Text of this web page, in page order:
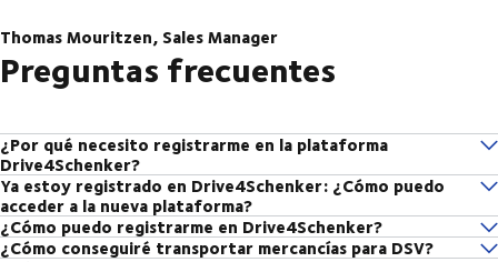
Thomas Mouritzen, Sales Manager
Preguntas frecuentes
¿Por qué necesito registrarme en la plataforma
Drive4Schenker?
Al registrarte podrás cooperar con los expedidores europeos de DSV,
para que puedas sacar más provecho de tu negocio. Además,
Drive4Schenker es tu conexión digital rápida a la carga que necesitas.
Así que regístrate hoy y prepárate para convertirte en nuestro socio de
Ya estoy registrado en Drive4Schenker: ¿Cómo puedo
acceder a la nueva plataforma?
Por favor visitaeste enlace
y haz clic en “Continuar registro”. Serás
redirigido a un formulario donde deberás completar algunos datos de la
¿Cómo puedo registrarme en Drive4Schenker?
1. Abre el enlace de registro a continuación y completa tu información
¿Cómo conseguiré transportar mercancías para DSV?